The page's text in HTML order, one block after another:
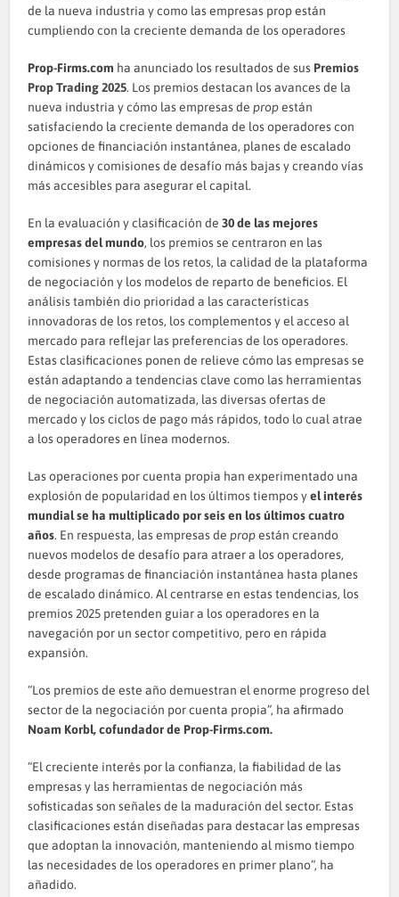
de la nueva industria y como las empresas prop están
cumpliendo con la creciente demanda de los operadores
Prop-Firms.com ha anunciado los resultados de sus Premios
Prop Trading 2025. Los premios destacan los avances de la
nueva industria y cómo las empresas de propestán
satisfaciendo la creciente demanda de los operadores con
opciones de financiación instantánea, planes de escalado
dinámicos y comisiones de desafío más bajas y creando vías
más accesibles para asegurar el capital.
En la evaluación y clasificación de30 de las mejores
empresas del mundo, los premios se centraron en las
comisiones y normas de los retos, la calidad de la plataforma
de negociación y los modelos de reparto de beneficios. El
análisis también dio prioridad a las características
innovadoras de los retos, los complementos y el acceso al
mercado para reflejar las preferencias de los operadores.
Estas clasificaciones ponen de relieve cómo las empresas se
están adaptando a tendencias clave como las herramientas
de negociación automatizada, las diversas ofertas de
mercado y los ciclos de pago más rápidos, todo lo cual atrae
a los operadores en línea modernos.
Las operaciones por cuenta propia han experimentado una
explosión de popularidad en los últimos tiempos yel interés
mundial se ha multiplicado por seis en los últimos cuatro
años. En respuesta, las empresas de propestán creando
nuevos modelos de desafío para atraer a los operadores,
desde programas de financiación instantánea hasta planes
de escalado dinámico. Al centrarse en estas tendencias, los
premios 2025 pretenden guiar a los operadores en la
navegación por un sector competitivo, pero en rápida
expansión.
“Los premios de este año demuestran el enorme progreso del
sector de la negociación por cuenta propia”, ha afirmado
Noam Korbl, cofundador de Prop-Firms.com.
“El creciente interés por la confianza, la fiabilidad de las
empresas y las herramientas de negociación más
sofisticadas son señales de la maduración del sector. Estas
clasificaciones están diseñadas para destacar las empresas
que adoptan la innovación, manteniendo al mismo tiempo
las necesidades de los operadores en primer plano”, ha
añadido.